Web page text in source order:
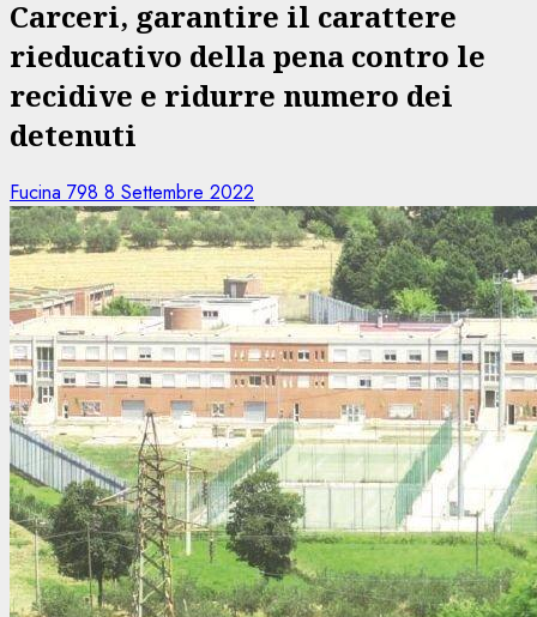
Carceri, garantire il carattere
rieducativo della pena contro le
recidive e ridurre numero dei
detenuti
Fucina 798 8 Settembre 2022